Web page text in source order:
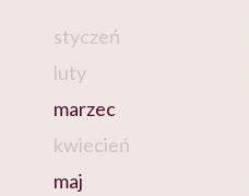
styczeń
luty
marzec
kwiecień
maj